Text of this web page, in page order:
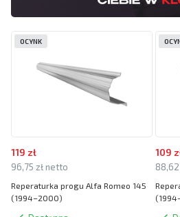
119 zł
96,75 zł netto
Reperaturka progu Alfa Romeo 145
(1994–2000)
OCYNK
109